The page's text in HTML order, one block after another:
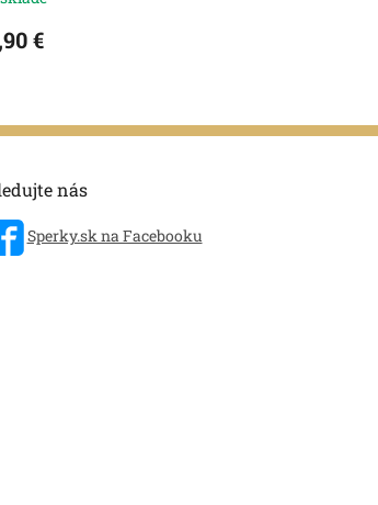
€
nás
Sperky.sk na Facebooku